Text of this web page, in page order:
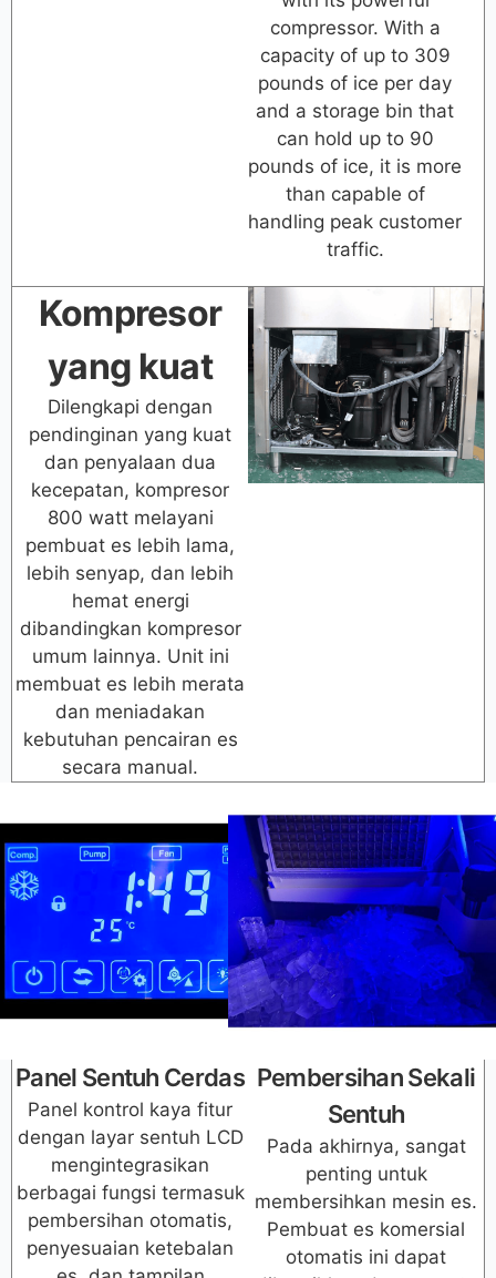
compressor. With a
capacity of up to 309
pounds of ice per day
and a storage bin that
can hold up to 90
pounds of ice, it is more
than capable of
handling peak customer
traffic.
Kompresor
yang kuat
Dilengkapi dengan
pendinginan yang kuat
dan penyalaan dua
kecepatan, kompresor
800 watt melayani
pembuat es lebih lama,
lebih senyap, dan lebih
hemat energi
dibandingkan kompresor
umum lainnya. Unit ini
membuat es lebih merata
dan meniadakan
kebutuhan pencairan es
secara manual.
Panel Sentuh Cerdas
Panel kontrol kaya fitur
dengan layar sentuh LCD
mengintegrasikan
berbagai fungsi termasuk
pembersihan otomatis,
penyesuaian ketebalan
Pembersihan Sekali
Sentuh
Pada akhirnya, sangat
penting untuk
membersihkan mesin es.
Pembuat es komersial
otomatis ini dapat